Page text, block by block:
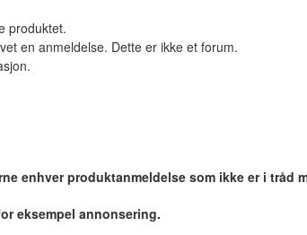
produktet.
en anmeldelse. Dette er ikke et forum.
enhver produktanmeldelse som ikke er i tråd
eksempel annonsering.